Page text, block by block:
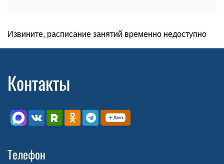
Извините, расписание занятий временно недоступно
Контакты
Телефон